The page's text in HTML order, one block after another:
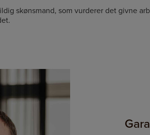
skønsmand, som vurderer det givne